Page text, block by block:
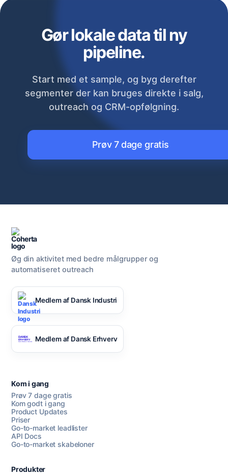
Gør lokale data til ny
pipeline.
Start med et sample, og byg derefter
segmenter der kan bruges direkte i salg,
outreach og CRM-opfølgning.
Prøv 7 dage gratis
Øg din aktivitet med bedre målgrupper og
automatiseret outreach
Medlem af Dansk Industri
Medlem af Dansk Erhverv
Kom i gang
Prøv 7 dage gratis
Kom godt i gang
Product Updates
Priser
Go-to-market leadlister
API Docs
Go-to-market skabeloner
Produkter